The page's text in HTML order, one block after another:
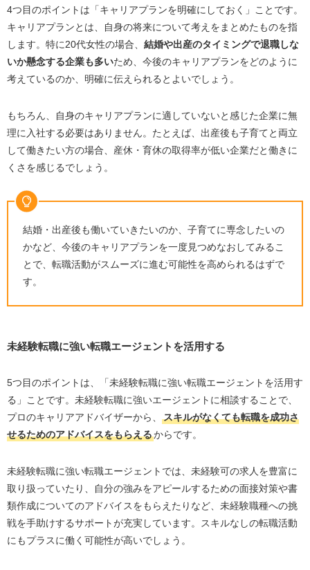
4つ目のポイントは「キャリアプランを明確にしておく」ことです。
キャリアプランとは、自身の将来について考えをまとめたものを指
します。特に20代女性の場合、 結婚や出産のタイミングで退職しな
いか懸念する企業も多いため、今後のキャリアプランをどのように
考えているのか、明確に伝えられるとよいでしょう。
もちろん、自身のキャリアプランに適していないと感じた企業に無
理に入社する必要はありません。たとえば、出産後も子育てと両立
して働きたい方の場合、産休・育休の取得率が低い企業だと働きに
くさを感じるでしょう。
結婚・出産後も働いていきたいのか、子育てに専念したいの
かなど、今後のキャリアプランを一度見つめなおしてみるこ
とで、転職活動がスムーズに進む可能性を高められるはずで
す。
未経験転職に強い転職エージェントを活用する
5つ目のポイントは、「未経験転職に強い転職エージェントを活用す
る」ことです。未経験転職に強いエージェントに相談することで、
プロのキャリアアドバイザーから、
スキルがなくても転職を成功さ
せるためのアドバイスをもらえるからです。
未経験転職に強い転職エージェントでは、未経験可の求人を豊富に
取り扱っていたり、自分の強みをアピールするための面接対策や書
類作成についてのアドバイスをもらえたりなど、未経験職種への挑
戦を手助けするサポートが充実しています。スキルなしの転職活動
にもプラスに働く可能性が高いでしょう。